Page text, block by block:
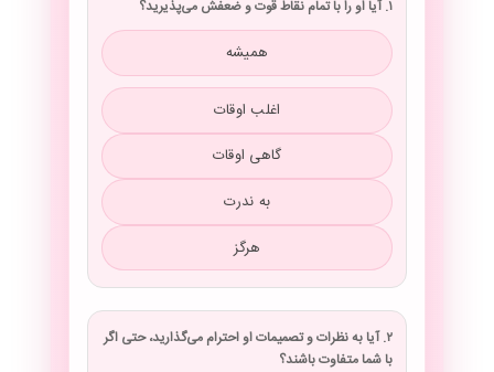
۱. آیا او را با تمام نقاط قوت و ضعفش می‌پذیرید؟
همیشه
اغلب اوقات
گاهی اوقات
به ندرت
هرگز
۲. آیا به نظرات و تصمیمات او احترام می‌گذارید، حتی اگر
با شما متفاوت باشند؟